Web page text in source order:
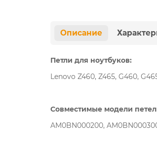
Описание
Петли для ноутбуков:
Lenovo Z460, Z465, G460,
Совместимые модели
AM0BN000200,